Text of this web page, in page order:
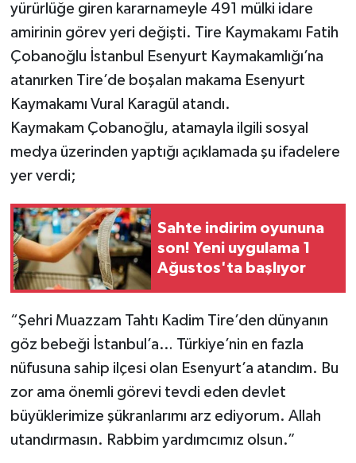
yürürlüğe giren kararnameyle 491 mülki idare
amirinin görev yeri değişti. Tire Kaymakamı Fatih
Çobanoğlu İstanbul Esenyurt Kaymakamlığı’na
atanırken Tire’de boşalan makama Esenyurt
Kaymakamı Vural Karagül atandı.
Kaymakam Çobanoğlu, atamayla ilgili sosyal
medya üzerinden yaptığı açıklamada şu ifadelere
yer verdi;
Sahte indirim oyununa
son! Yeni uygulama 1
Ağustos'ta başlıyor
“Şehri Muazzam Tahtı Kadim Tire’den dünyanın
göz bebeği İstanbul’a… Türkiye’nin en fazla
nüfusuna sahip ilçesi olan Esenyurt’a atandım. Bu
zor ama önemli görevi tevdi eden devlet
büyüklerimize şükranlarımı arz ediyorum. Allah
utandırmasın. Rabbim yardımcımız olsun.”